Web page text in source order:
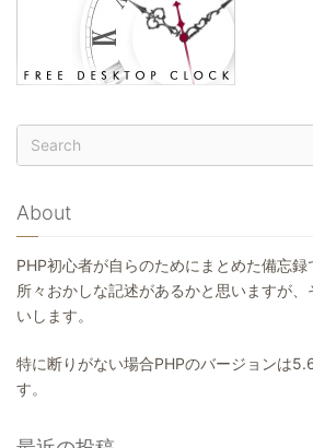
About
PHP初心者が自らのためにまとめた備忘録
所々おかしな記述があるかと思いますが
いします。
特に断りがない場合PHPのバージョンは
す。